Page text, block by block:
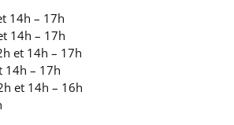
14h – 17h
14h – 17h
et 14h – 17h
14h – 17h
et 14h – 16h